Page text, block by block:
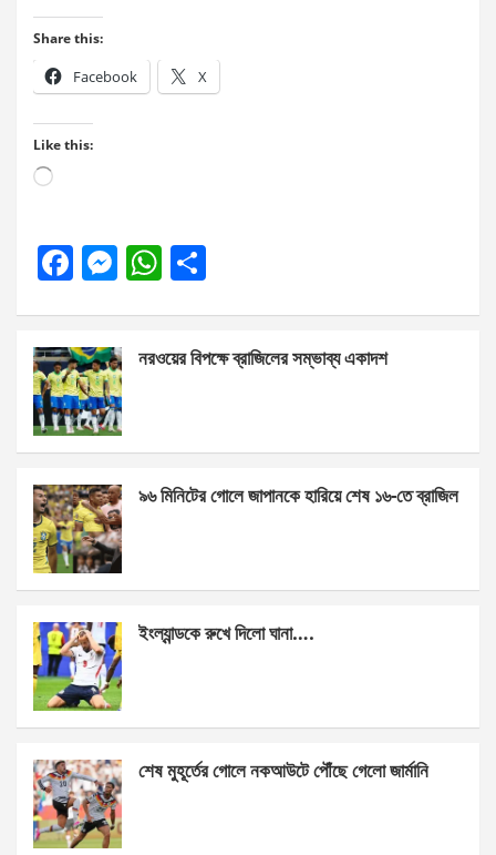
Share this:
Facebook X
Like this:
Loading…
F
b
o
o
k
M
n
g
er
W
s
p
e
নরওয়ের বিপক্ষে ব্রাজিলের সম্ভাব্য একাদশ
৯৬ মিনিটের গোলে জাপানকে হারিয়ে শেষ ১৬-তে ব্রাজিল
ইংল্যান্ডকে রুখে দিলো ঘানা….
শেষ মুহূর্তের গোলে নকআউটে পৌঁছে গেলো জার্মানি